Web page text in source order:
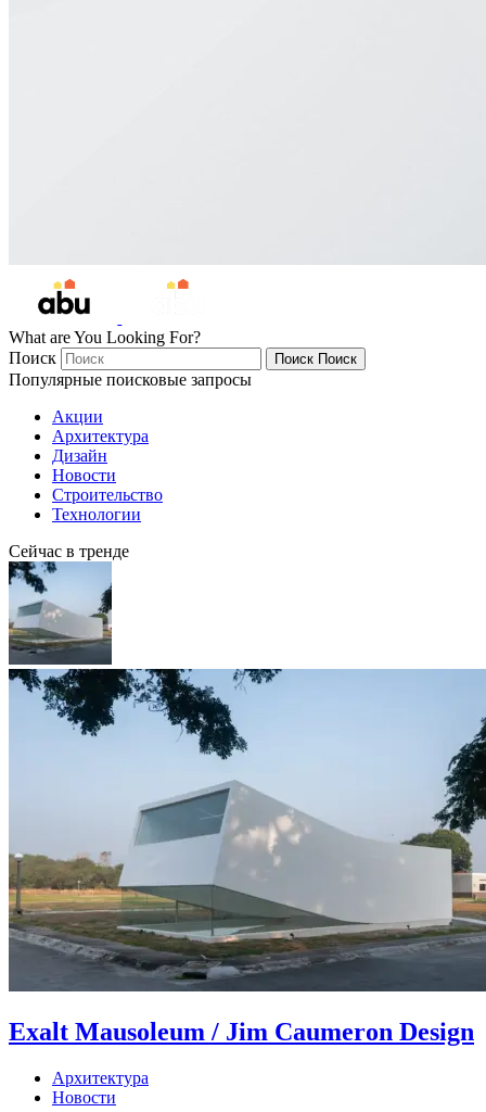
What are You Looking For?
Поиск
Поиск Поиск
Популярные поисковые запросы
Акции
Архитектура
Дизайн
Новости
Строительство
Технологии
Сейчас в тренде
Exalt Mausoleum / Jim Caumeron Design
Архитектура
Новости